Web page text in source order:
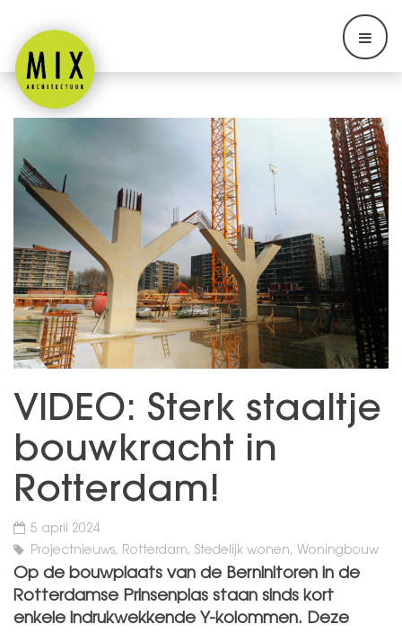
VIDEO: Sterk staaltje
bouwkracht in
Rotterdam!
5 april 2024
Projectnieuws, Rotterdam, Stedelijk wonen, Woningbouw
Op de bouwplaats van de Berninitoren in de
Rotterdamse Prinsenplas staan sinds kort
enkele indrukwekkende Y-kolommen. Deze